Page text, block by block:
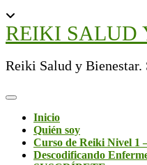
REIKI SALUD
Reiki Salud y Bienestar.
Toggle Navigation
Inicio
Quién soy
Curso de Reiki Nivel 1
Descodificando